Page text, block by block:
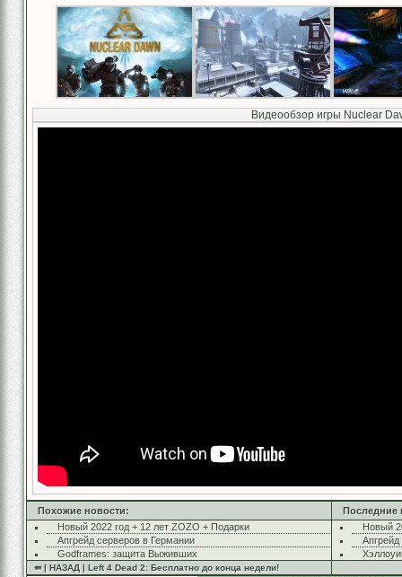
Видеообзор игры Nuclear
Похожие новости:
Новый 2022 год + 12 лет ZOZO + Подарки
Апгрейд серверов в Германии
Godframes: защита Выживших
Последние
Новый
⇚ | НАЗАД | Left 4 Dead 2: Бесплатно до конца недели!